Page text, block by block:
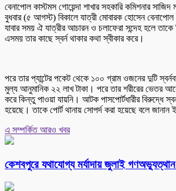
বেনাপোল কাস্টমস গোয়েন্দা শাখার সহকারি কমিশনার
বুধবার (৫ আগস্ট) বিকালে যাত্রী মোবারক হোসেন বেনাপোল
যাবার সময় ঐ যাত্রীর আচারন ও চলাফেরা সন্দেহ হলে তাকে
এসময় তার কাছে স্বর্ন থাকার কথা স্বীকার করে।
পরে তার প্যান্টের পকেট থেকে ১০০ গ্রাম ওজনের দুটি
মুল্য আনুমানিক ২২ লাখ টাকা। পরে তার শরীরের ভেতর
করে কিন্তু পাওয়া যায়নি। আটক পাসপোর্টধারীর বিরুদ্ধে
হয়েছে। তাকে পোর্ট থানায় সোপর্দ করা হয়েছে বলে জানান
এ সম্পর্কিত আরও খবর
কেশবপুরে যথাযোগ্য মর্যাদায় জুলাই